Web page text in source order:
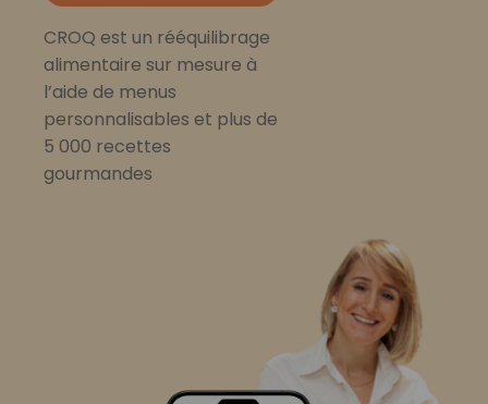
CROQ est un rééquilibrage
alimentaire sur mesure à
l’aide de menus
personnalisables et plus de
5 000 recettes
gourmandes